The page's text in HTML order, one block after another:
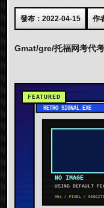
發布：2022-04-15 作
Gmat/gre/托福网考代